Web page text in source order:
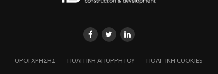
ΌΡΟΙ ΧΡΗΣΗΣ ΠΟΛΙΤΙΚΗ ΑΠΟΡΡΗΤΟΥ ΠΟΛΙΤΙΚΗ COOKIES